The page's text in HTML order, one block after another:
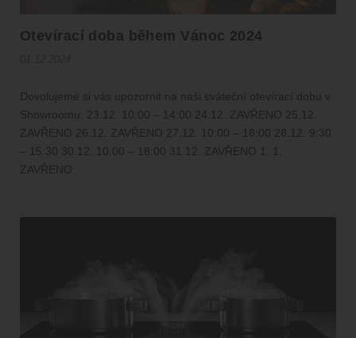
Otevírací doba během Vánoc 2024
Dovolujeme si vás upozornit na naši sváteční otevírací dobu v
Showroomu: 23.12. 10:00 – 14:00 24.12. ZAVŘENO 25.12.
ZAVŘENO 26.12. ZAVŘENO 27.12. 10:00 – 18:00 28.12. 9:30
– 15:30 30.12. 10:00 – 18:00 31.12. ZAVŘENO 1. 1.
ZAVŘENO